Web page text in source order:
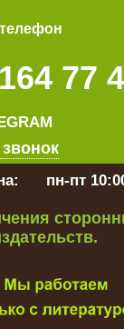
77
звонок
пн-пт